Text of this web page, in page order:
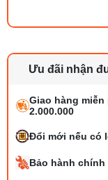
Ưu đãi nhận
Giao hàng
2.000.000
Đổi mới nếu có
Bảo hành chính